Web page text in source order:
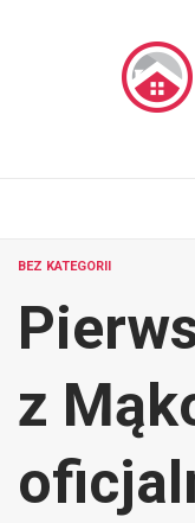
BEZ KATEGORII
z